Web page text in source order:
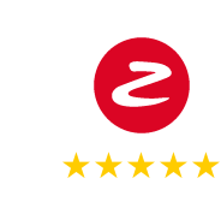
★★★★★